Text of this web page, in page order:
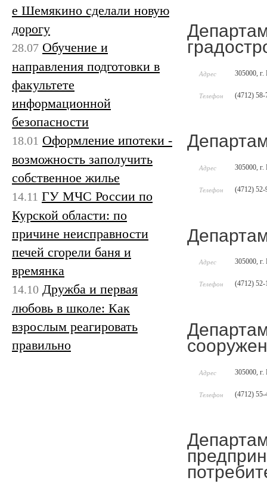
Адрес 305000, г.
Телефон (4712) 58-
Адрес 305000, г.
Телефон (4712) 52-
Адрес 305000, г.
Телефон (4712) 52-
Адрес 305000, г.
Телефон (4712) 55-
е Шемякино сделали новую
дорогу
28.07 Обучение и
направления подготовки в
факультете
информационной
безопасности
18.01 Оформление ипотеки -
возможность заполучить
собственное жилье
14.11 ГУ МЧС России по
Курской области: по
причине неисправности
печей сгорели баня и
времянка
14.10 Дружба и первая
любовь в школе: Как
взрослым реагировать
правильно